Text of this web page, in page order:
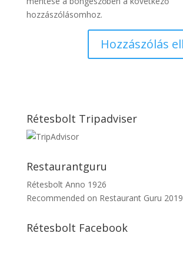
hozzászólásomhoz.
Rétesbolt Tripadviser
Restaurantguru
Rétesbolt Anno 1926
Recommended on Restaurant Guru 2019
Rétesbolt Facebook